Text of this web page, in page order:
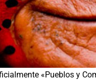
«Pueblos y